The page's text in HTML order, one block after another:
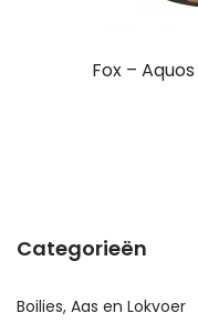
Fox –
Categorieën
Boilies, Aas en Lokvoer